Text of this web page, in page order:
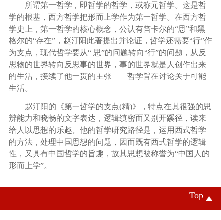
所谓第一哲学，即哲学的哲学，或称元哲学。这是哲
学的根基，西方哲学把形而上学作为第一哲学。在西方哲
学史上，第一哲学的核心概念，公认有笛卡尔的“思”和黑
格尔的“存在”，赵汀阳此著提出并论证，哲学还需要“行”作
为支点，现代哲学要从“ 思”的问题转向“行”的问题，从反
思物的世界转向反思事的世界，事的世界就是人创作出来
的生活，接续了他一贯的主张——哲学旨在讨论关于可能
生活。
赵汀阳的《第一哲学的支点(精)》 ， 特点在其很强的思
辨能力和晓畅的文字表达，逻辑缜密而又别开蹊径，读来
给人以思想的乐趣。他的哲学研究路径是，运用西式哲学
的方法，处理中国思想的问题，因而既有西式哲学的逻辑
性，又具有中国哲学的旨趣，故其思想被称誉为“中国人的
形而上学”。
Top